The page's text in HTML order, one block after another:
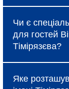
пропозицій,
бронювання.
сніданок (за
бібліотека
зручності:
центр,
Чи є
для гостей
Тімірязєва?
регулярно
Яке